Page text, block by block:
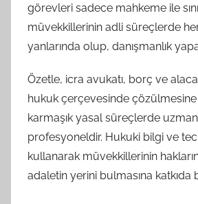
görevleri sadece mahkeme ile
müvekkillerinin adli süreçlerde
yanlarında olup, danışmanlık
Özetle, icra avukatı, borç ve
hukuk çerçevesinde çözülmesine
karmaşık yasal süreçlerde
profesyoneldir. Hukuki bilgi ve
kullanarak müvekkillerinin
adaletin yerini bulmasına katkıda